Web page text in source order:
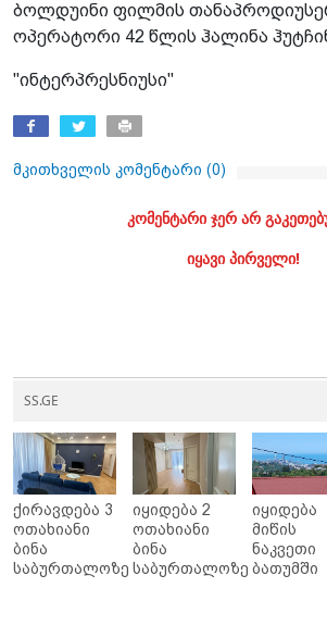
ბოლდუინი ფილმის
ოპერატორი 42 წლის ჰალინა
"ინტერპრესნიუსი"
მკითხველის კომენტარი (0)
კომენტარი ჯერ არ
იყავი პირველი!
SS.GE
ქირავდება 3
ოთახიანი
ბინა
საბურთალოზე
იყიდება 2
ოთახიანი
ბინა
საბურთალოზე
იყიდება
მიწის
ნაკვეთი
ბათუმში